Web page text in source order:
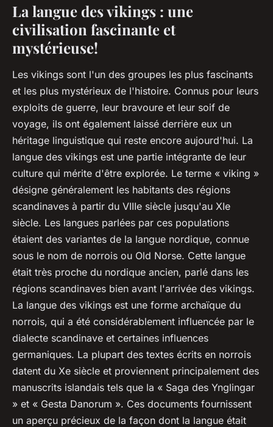
La langue des vikings : une
civilisation fascinante et
mystérieuse!
Les vikings sont l'un des groupes les plus fascinants
et les plus mystérieux de l'histoire. Connus pour leurs
exploits de guerre, leur bravoure et leur soif de
voyage, ils ont également laissé derrière eux un
héritage linguistique qui reste encore aujourd'hui. La
langue des vikings est une partie intégrante de leur
culture qui mérite d'être explorée. Le terme « viking »
désigne généralement les habitants des régions
scandinaves à partir du VIIIe siècle jusqu'au XIe
siècle. Les langues parlées par ces populations
étaient des variantes de la langue nordique, connue
sous le nom de norrois ou Old Norse. Cette langue
était très proche du nordique ancien, parlé dans les
régions scandinaves bien avant l'arrivée des vikings.
La langue des vikings est une forme archaïque du
norrois, qui a été considérablement influencée par le
dialecte scandinave et certaines influences
germaniques. La plupart des textes écrits en norrois
datent du Xe siècle et proviennent principalement des
manuscrits islandais tels que la « Saga des Ynglingar
» et « Gesta Danorum ». Ces documents fournissent
un aperçu précieux de la façon dont la langue était